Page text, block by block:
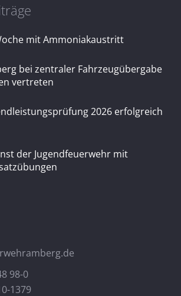
mit Ammoniakaustritt
bei zentraler Fahrzeugübergabe
vertreten
2026 erfolgreich
der Jugendfeuerwehr mit
98-0
1379